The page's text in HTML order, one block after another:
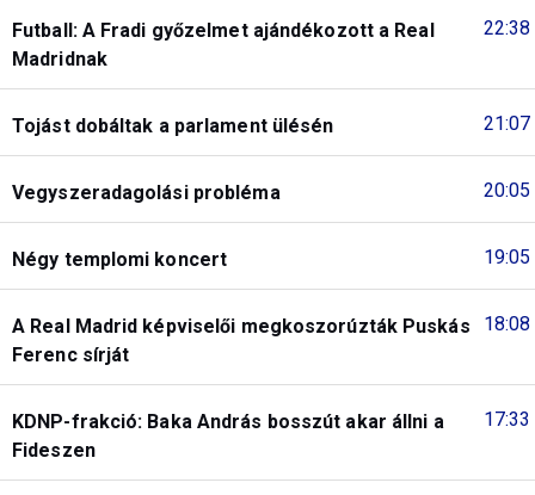
22:38
Futball: A Fradi győzelmet ajándékozott a Real
Madridnak
21:07
Tojást dobáltak a parlament ülésén
20:05
Vegyszeradagolási probléma
19:05
Négy templomi koncert
18:08
A Real Madrid képviselői megkoszorúzták Puskás
Ferenc sírját
17:33
KDNP-frakció: Baka András bosszút akar állni a
Fideszen